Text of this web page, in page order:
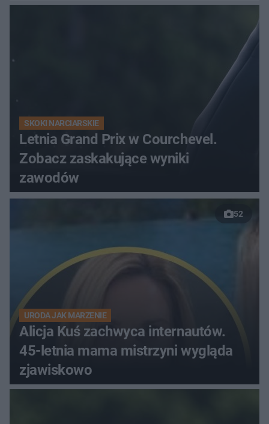
gospodarzy?
SKOKI NARCIARSKIE
Letnia Grand Prix w Courchevel.
Zobacz zaskakujące wyniki
zawodów
52
URODA JAK MARZENIE
Alicja Kuś zachwyca internautów.
45-letnia mama mistrzyni wygląda
zjawiskowo